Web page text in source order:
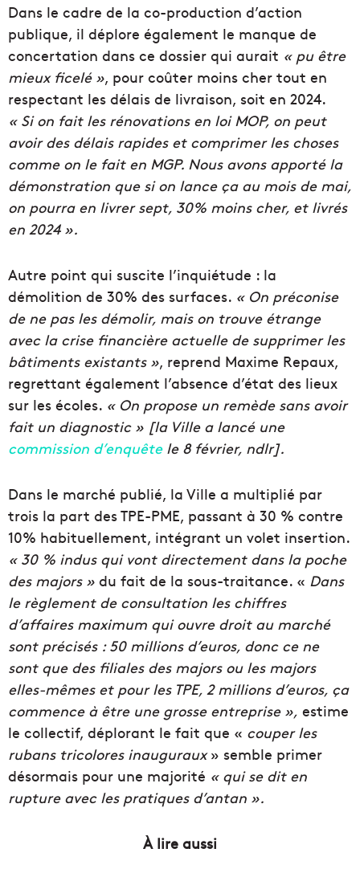
Dans le cadre de la co-production d’action
publique, il déplore également le manque de
concertation dans ce dossier qui aurait « pu être
mieux ficelé », pour coûter moins cher tout en
respectant les délais de livraison, soit en 2024.
« Si on fait les rénovations en loi MOP, on peut
avoir des délais rapides et comprimer les choses
comme on le fait en MGP. Nous avons apporté la
démonstration que si on lance ça au mois de mai,
on pourra en livrer sept, 30% moins cher, et livrés
en 2024 ».
Autre point qui suscite l’inquiétude : la
démolition de 30% des surfaces. « On préconise
de ne pas les démolir, mais on trouve étrange
avec la crise financière actuelle de supprimer les
bâtiments existants », reprend Maxime Repaux,
regrettant également l’absence d’état des lieux
sur les écoles. « On propose un remède sans avoir
fait un diagnostic » [la Ville a lancé une
commission d’enquêtele 8 février, ndlr].
Dans le marché publié, la Ville a multiplié par
trois la part des TPE-PME, passant à 30 % contre
10% habituellement, intégrant un volet insertion.
« 30 % indus qui vont directement dans la poche
des majors » du fait de la sous-traitance. « Dans
le règlement de consultation les chiffres
d’affaires maximum qui ouvre droit au marché
sont précisés : 50 millions d’euros, donc ce ne
sont que des filiales des majors ou les majors
elles-mêmes et pour les TPE, 2 millions d’euros, ça
commence à être une grosse entreprise », estime
le collectif, déplorant le fait que « couper les
rubans tricolores inauguraux» semble primer
désormais pour une majorité « qui se dit en
rupture avec les pratiques d’antan ».
À lire aussi